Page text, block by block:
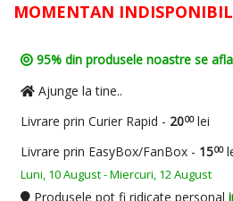
MOMENTAN INDISPONIBIL